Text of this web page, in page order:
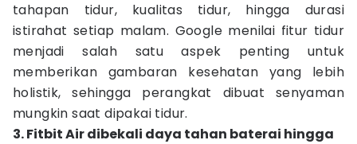
tahapan tidur, kualitas tidur, hingga durasi
istirahat setiap malam. Google menilai fitur tidur
menjadi salah satu aspek penting untuk
memberikan gambaran kesehatan yang lebih
holistik, sehingga perangkat dibuat senyaman
mungkin saat dipakai tidur.
3. Fitbit Air dibekali daya tahan baterai hingga